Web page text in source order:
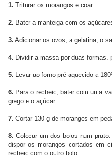
1. Triturar os morangos e coar.
2. Bater a manteiga com os
3. Adicionar os ovos, a gelatina, o
4. Dividir a massa por duas formas,
5. Levar ao forno pré-aquecido a
6. Para o recheio, bater com uma
grego e o açúcar.
7. Cortar 130 g de morangos em
8. Colocar um dos bolos num
dispor os morangos cortados em
recheio com o outro bolo.